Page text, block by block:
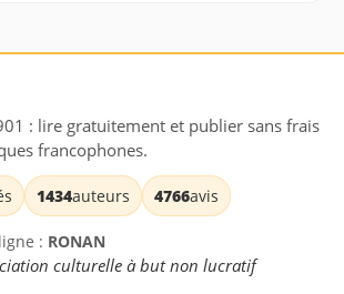
: lire gratuitement et publier sans frais
francophones.
1434auteurs 4766avis
: RONAN
culturelle à but non lucratif